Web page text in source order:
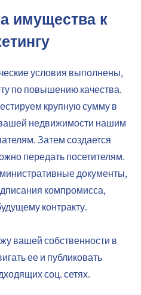
имущества к
условия выполнены,
по повышению качества.
крупную сумму в
недвижимости нашим
Затем создается
передать посетителям.
документы,
компромисса,
контракту.
вашей собственности в
ее и публиковать
соц. сетях.